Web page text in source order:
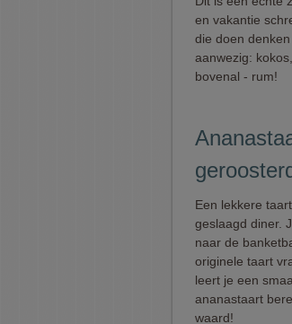
en vakantie
die doen
aanwezig:
bovenal - rum!
Een lekkere
geslaagd diner.
naar de
originele taart
leert je een
ananastaart
waard!